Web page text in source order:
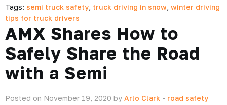
Tags: semi truck safety, truck driving in snow, winter driving
tips for truck drivers
AMX Shares How to
Safely Share the Road
with a Semi
Posted on November 19, 2020 by Arlo Clark - road safety